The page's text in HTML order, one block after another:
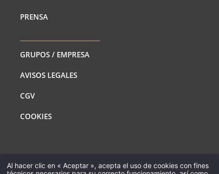
PRENSA
GRUPOS / EMPRESA
AVISOS LEGALES
CGV
COOKIES
COMPROBAR
COMPROBAR
COMPROBAR
Al hacer clic en « Aceptar », acepta el uso de cookies con fines